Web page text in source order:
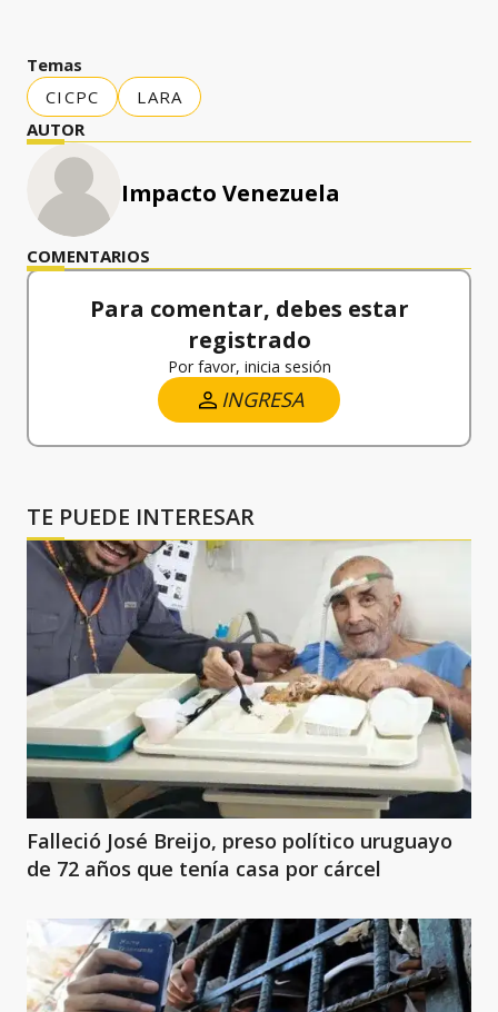
Temas
CICPC
LARA
AUTOR
Impacto Venezuela
COMENTARIOS
Para comentar, debes estar
registrado
Por favor, inicia sesión
INGRESA
TE PUEDE INTERESAR
Falleció José Breijo, preso político uruguayo
de 72 años que tenía casa por cárcel